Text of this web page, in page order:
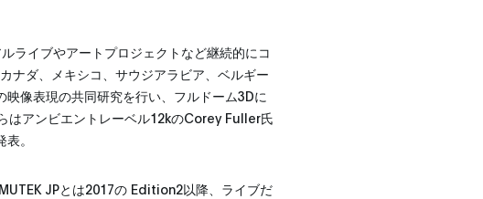
イブやアートプロジェクトなど継続的にコ
ナダ、メキシコ、サウジアラビア、ベルギー
像表現の共同研究を行い、フルドーム3Dに
はアンビエントレーベル12kのCorey Fuller氏
。
JPとは2017の Edition2以降、ライブだ